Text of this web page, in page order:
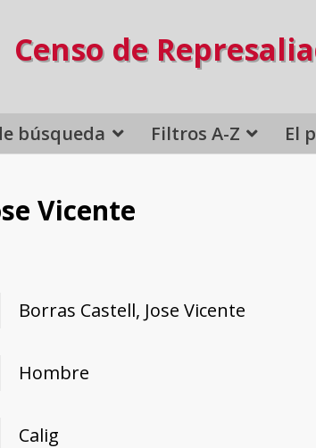
Censo de
búsqueda Filtros A-Z El
Vicente
Borras Castell, Jose Vicente
Hombre
Calig